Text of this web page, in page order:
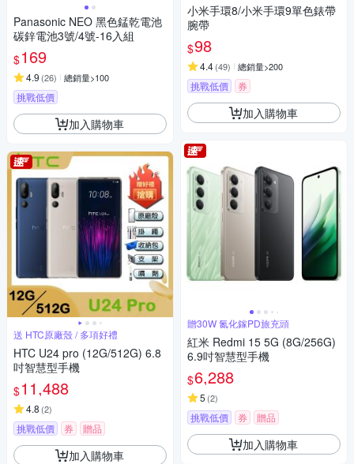
Panasonic NEO 黑色錳乾電池
碳鋅電池3號/4號-16入組
$169
4.9 (26) 總銷量>100
挑戰低價
加入購物車
送 HTC原廠殼 / 多項好禮
HTC U24 pro (12G/512G) 6.8
吋智慧型手機
$11,488
4.8 (2)
挑戰低價 券 贈品
加入購物車
小米手環8/小米手環9單色錶帶
腕帶
$98
4.4(49) 總銷量>200
挑戰低價 券
加入購物車
贈30W 氮化鎵PD旅充頭
紅米 Redmi 15 5G (8G/256G)
6.9吋智慧型手機
$6,288
5 (2)
挑戰低價 券 贈品
加入購物車